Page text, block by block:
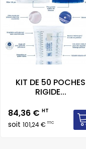
KIT DE 50 POCHES
RIGIDE...
Prix
84,36 € HT
soit 101,24 €TTC